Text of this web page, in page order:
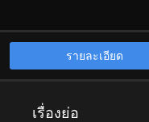
รายละเอียด
เรื่องย่อ